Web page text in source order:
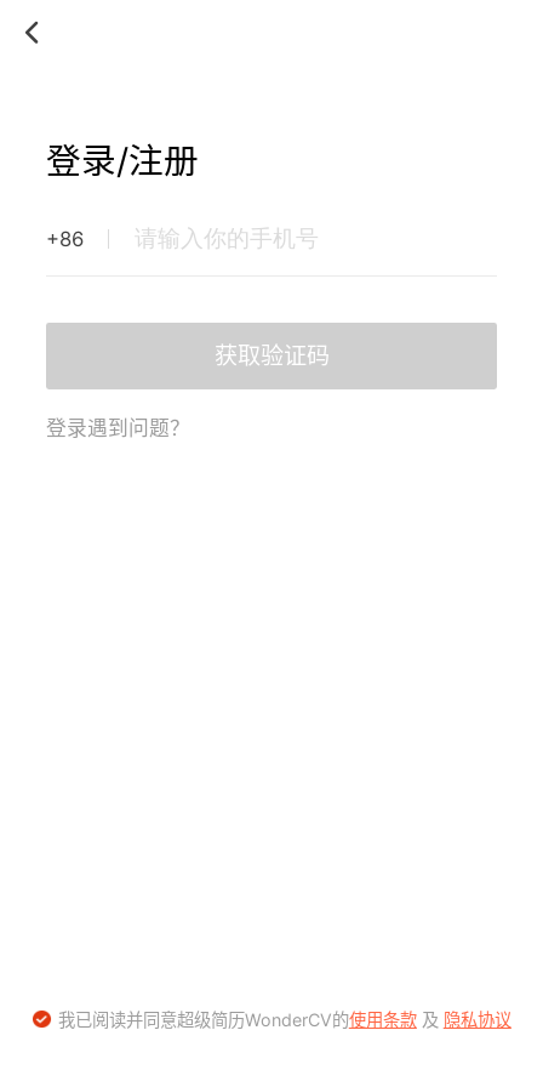
登录/注册
+86
获取验证码
登录遇到问题？
我已阅读并同意超级简历WonderCV的使用条款及 隐私协议